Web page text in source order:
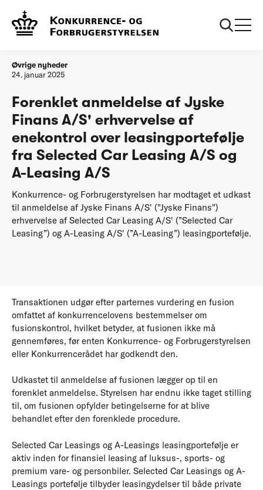
Forside
enekontrol over leasingportefølje fra Selected Car Leasing
A/S og A-Leasing A/S
Øvrige nyheder
24. januar 2025
Forenklet anmeldelse af Jyske
Finans A/S' erhvervelse af
enekontrol over leasingportefølje
fra Selected Car Leasing A/S og
A-Leasing A/S
Konkurrence- og Forbrugerstyrelsen har modtaget et udkast
til anmeldelse af Jyske Finans A/S' ("Jyske Finans")
erhvervelse af Selected Car Leasing A/S' (”Selected Car
Leasing”) og A-Leasing A/S' (”A-Leasing”) leasingportefølje.
Transaktionen udgør efter parternes vurdering en fusion
omfattet af konkurrencelovens bestemmelser om
fusionskontrol, hvilket betyder, at fusionen ikke må
gennemføres, før enten Konkurrence- og Forbrugerstyrelsen
eller Konkurrencerådet har godkendt den.
Udkastet til anmeldelse af fusionen lægger op til en
forenklet anmeldelse. Styrelsen har endnu ikke taget stilling
til, om fusionen opfylder betingelserne for at blive
behandlet efter den forenklede procedure.
Selected Car Leasings og A-Leasings leasingportefølje er
aktiv inden for finansiel leasing af luksus-, sports- og
premium vare- og personbiler. Selected Car Leasings og A-
Leasings portefølje tilbyder leasingydelser til både private